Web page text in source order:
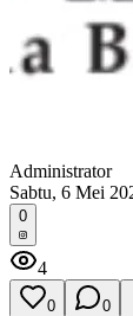
Administrator
Sabtu, 6 Mei
0
4
0 0